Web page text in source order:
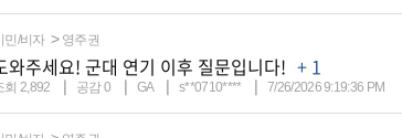
민/비자 영주권
와주세요! 군대 연기 이후 질문입니다! + 1
회 2,892 공감 0 GA s**0710**** 7/26/2026 9:19:36 PM